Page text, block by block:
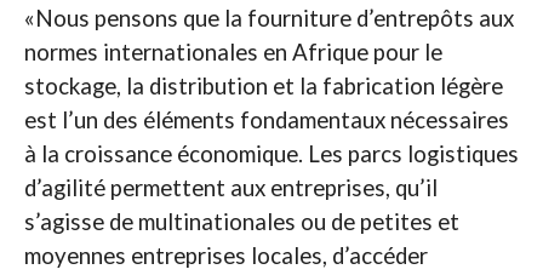
«Nous pensons que la fourniture d’entrepôts aux
normes internationales en Afrique pour le
stockage, la distribution et la fabrication légère
est l’un des éléments fondamentaux nécessaires
à la croissance économique. Les parcs logistiques
d’agilité permettent aux entreprises, qu’il
s’agisse de multinationales ou de petites et
moyennes entreprises locales, d’accéder